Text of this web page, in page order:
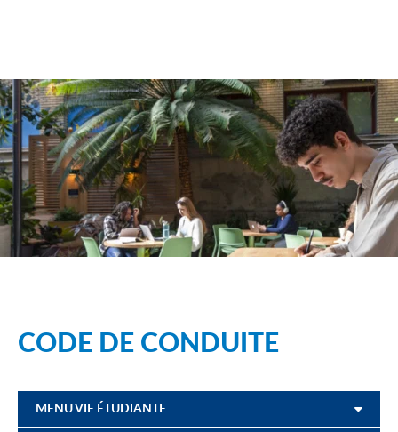
CODE DE CONDUITE
MENU VIE ÉTUDIANTE